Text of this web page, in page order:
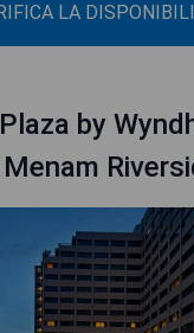
LA
by